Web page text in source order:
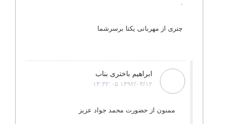
چتری از مهربانی یکتا برسرشما
ابراهیم باختری بناب
۱۳۹۲/۰۳/۱۲ ۱۴:۳۲:۰۵
ممنون از حضورت محمد جواد عزیز